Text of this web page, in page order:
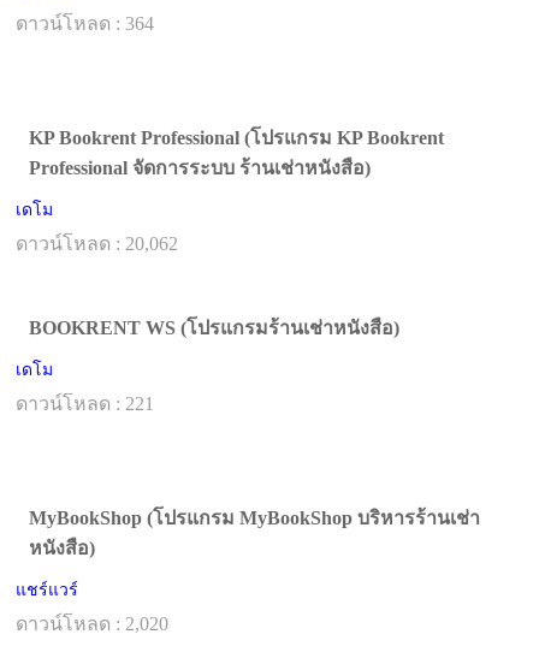
ดาวน์โหลด : 364
KP Bookrent Professional (โปรแกรม KP Bookrent
Professional จัดการระบบ ร้านเช่าหนังสือ)
เดโม
ดาวน์โหลด : 20,062
BOOKRENT WS (โปรแกรมร้านเช่าหนังสือ)
เดโม
ดาวน์โหลด : 221
MyBookShop (โปรแกรม MyBookShop บริหารร้านเช่า
หนังสือ)
แชร์แวร์
ดาวน์โหลด : 2,020